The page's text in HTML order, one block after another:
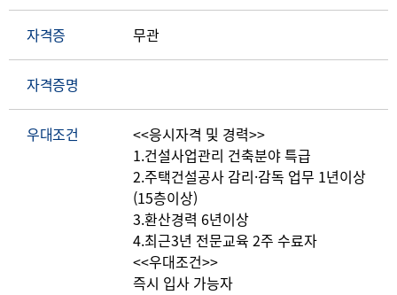
자격증 무관
자격증명
우대조건
<<응시자격 및 경력>>
1.건설사업관리 건축분야 특급
2.주택건설공사 감리·감독 업무 1년이상
(15층이상)
3.환산경력 6년이상
4.최근3년 전문교육 2주 수료자
<<우대조건>>
즉시 입사 가능자